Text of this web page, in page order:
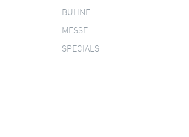
BÜHNE
MESSE
SPECIALS